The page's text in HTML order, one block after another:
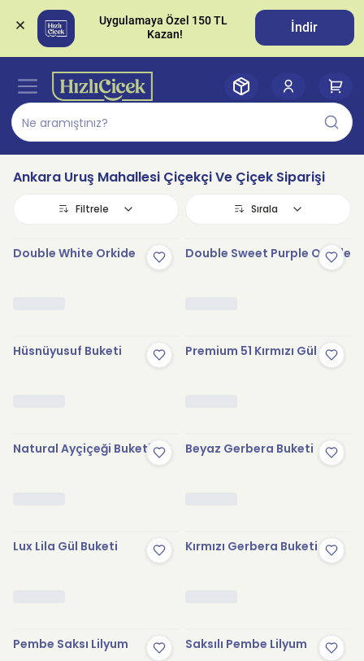
Uygulamaya Özel 150 TL
İndir
Ankara Uruş Mahallesi Çiçekçi Ve Çiçek Siparişi
Filtrele Sırala
Double White Orkide Double Sweet Purple Orkide
Hüsnüyusuf Buketi Premium 51 Kırmızı Gül
Natural Ayçiçeği Buketi Beyaz Gerbera Buketi
Lux Lila Gül Buketi Kırmızı Gerbera Buketi
Pembe Saksı Lilyum Saksılı Pembe Lilyum